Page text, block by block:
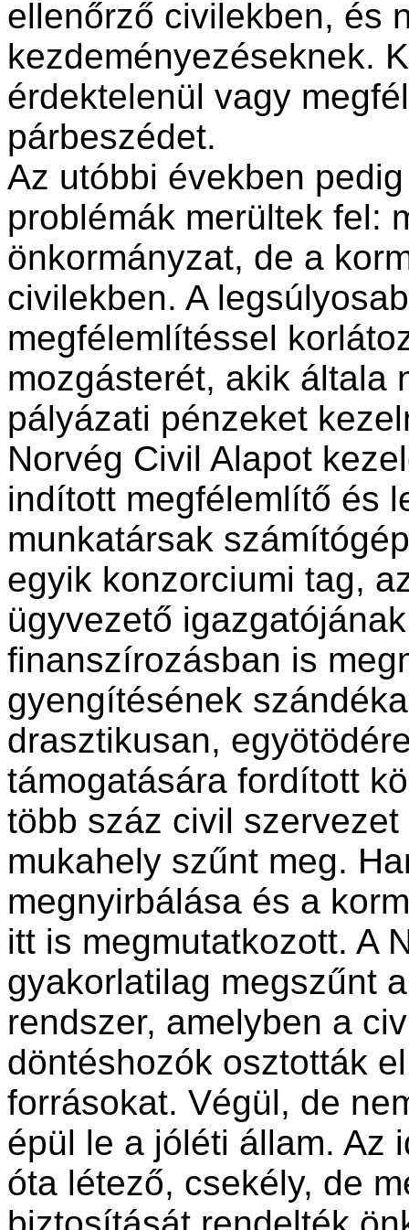
ellenőrző civilekben, és
kezdeményezéseknek.
érdektelenül vagy
párbeszédet.
Az utóbbi években
problémák merültek fel:
önkormányzat, de a
civilekben. A
megfélemlítéssel
mozgásterét, akik általa
pályázati pénzeket
Norvég Civil Alapot
indított megfélemlítő és
munkatársak
egyik konzorciumi tag,
ügyvezető
finanszírozásban is
gyengítésének
drasztikusan,
támogatására fordított
több száz civil
mukahely szűnt meg.
megnyirbálása és a
itt is megmutatkozott. A
gyakorlatilag megszűnt
rendszer, amelyben a
döntéshozók osztották
forrásokat. Végül, de
épül le a jóléti állam. Az
óta létező, csekély, de